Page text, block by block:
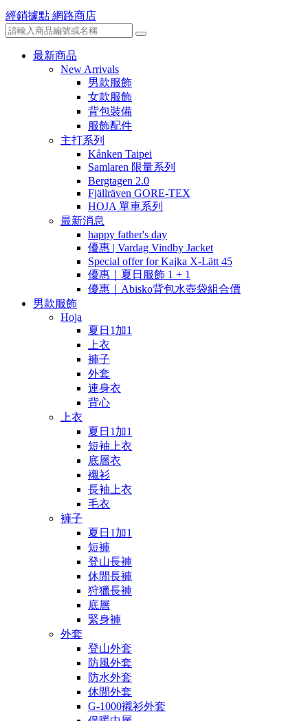
經銷據點 網路商店
最新商品
New Arrivals
男款服飾
女款服飾
背包裝備
服飾配件
主打系列
Kånken Taipei
Samlaren 限量系列
Bergtagen 2.0
Fjällräven GORE-TEX
HOJA 單車系列
最新消息
happy father's day
優惠 | Vardag Vindby Jacket
Special offer for Kajka X-Lätt 45
優惠｜夏日服飾 1 + 1
優惠｜Abisko背包水壺袋組合價
男款服飾
Hoja
夏日1加1
上衣
褲子
外套
連身衣
背心
上衣
夏日1加1
短袖上衣
底層衣
襯衫
長袖上衣
毛衣
褲子
夏日1加1
短褲
登山長褲
休閒長褲
狩獵長褲
底層
緊身褲
外套
登山外套
防風外套
防水外套
休閒外套
G-1000襯衫外套